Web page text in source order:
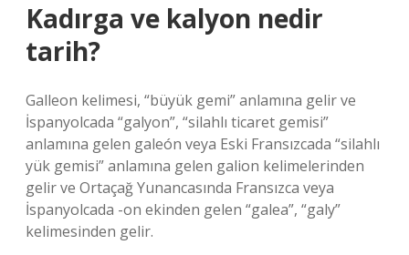
Kadırga ve kalyon nedir
tarih?
Galleon kelimesi, “büyük gemi” anlamına gelir ve
İspanyolcada “galyon”, “silahlı ticaret gemisi”
anlamına gelen galeón veya Eski Fransızcada “silahlı
yük gemisi” anlamına gelen galion kelimelerinden
gelir ve Ortaçağ Yunancasında Fransızca veya
İspanyolcada -on ekinden gelen “galea”, “galy”
kelimesinden gelir.